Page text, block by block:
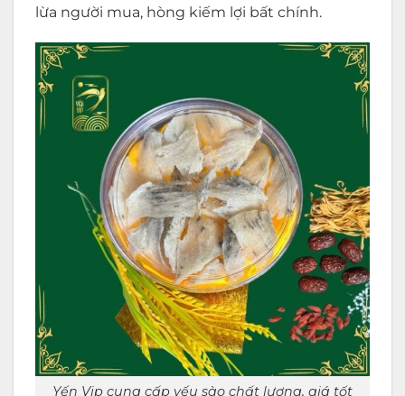
lừa người mua, hòng kiếm lợi bất chính.
Yến Vip cung cấp yếu sào chất lượng, giá tốt